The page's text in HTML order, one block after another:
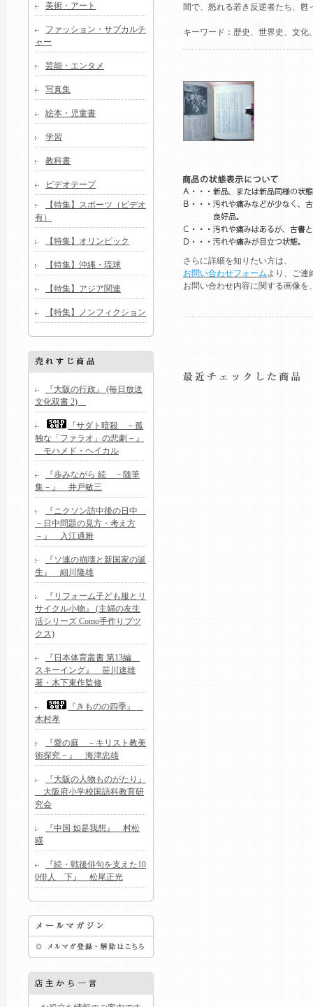
美術・アート
ファッション・サブカルチ
ャー
芸能・エンタメ
写真集
絵本・児童書
学習
教科書
ビデオテープ
【特集】スポーツ（ビデオ
有）
【特集】オリンピック
【特集】沖縄・琉球
【特集】アジア関連
【特集】ノンフィクション
『大阪の行政』 (毎日放送
文化双書 2)
『サダト暗殺 －孤
独な「ファラオ」の悲劇－』
モハメド・ヘイカル
『歩みながら 続 －随筆
集－』 井戸敏三
『ニクソン訪中後の日中
－日中問題の見方・考え方
－』 入江通雅
『ソ連の崩壊と新国家の誕
生』 細川隆雄
『リフォーム子ども服とリ
サイクル小物』 (主婦の友生
活シリーズ Como手作りブツ
クス)
『日本体育叢書 第13編
スキーイング』 笹川速雄
著・木下東作監修
『きものの四季』
木村孝
『愛の庭 －キリスト教美
術探究－』 海津忠雄
『大阪の人物ものがたり』
大阪府小学校国語科教育研
究会
『中国 如是我想』 村松
暎
『続・戦後俳句を支えた10
0俳人 下』 松尾正光
間で、怒れる若き反逆者たち、甦
キーワード：歴史、世界史、文
さらに詳細を知りたい方は、
お問い合わせフォームより、ご連
お問い合わせ内容に関する画像を